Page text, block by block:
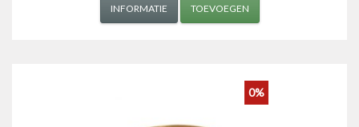
INFORMATIE TOEVOEGEN
0%